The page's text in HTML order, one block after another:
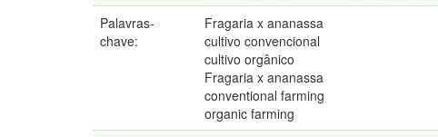
Palavras-
chave:
Fragaria x ananassa
cultivo convencional
cultivo orgânico
Fragaria x ananassa
conventional farming
organic farming